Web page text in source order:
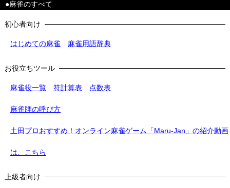
●麻雀のすべて
初心者向け
はじめての麻雀 麻雀用語辞典
お役立ちツール
麻雀役一覧 符計算表 点数表
麻雀牌の呼び方
土田プロおすすめ！オンライン麻雀ゲーム「Maru-Jan」の紹介動画
は、こちら
上級者向け